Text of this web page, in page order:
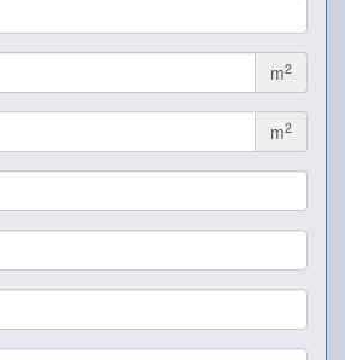
m2
m2